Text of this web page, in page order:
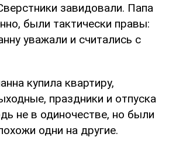
завидовали. Папа
были тактически правы:
уважали и считались с
купила квартиру,
праздники и отпуска
не в одиночестве, но были
одни на другие.